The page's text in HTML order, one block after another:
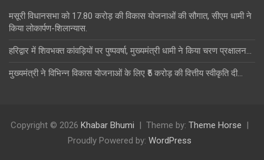
मसूरी विधानसभा को 17.80 करोड़ की विकास योजनाओं की सौगात, सीएम धामी ने
किया लोकार्पण-शिलान्यास.
हरिद्वार में शिवभक्त कांवड़ियों पर पुष्पवर्षा, मुख्यमंत्री धामी ने किया चरण प्रक्षालन…
मुख्यमंत्री ने विभिन्न विकास योजनाओं के लिए ₹5 करोड़ की वित्तीय स्वीकृति दी…
Copyright © 2026 Khabar Bhumi Theme by: Theme Horse
Proudly Powered by: WordPress